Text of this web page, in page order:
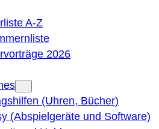
A-Z
2026
(Uhren, Bücher)
(Abspielgeräte und Software)